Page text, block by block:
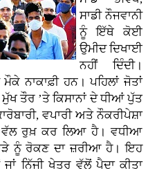
ਸਾਡੀ ਨੌਜਵਾਨੀ
ਨੂੰ ਇੱਥੇ ਕੋਈ
ਉਮੀਦ ਦਿਖਾਈ
ਨਹੀਂ ਦਿੰਦੀ।
ਨਾਕਾਫ਼ੀ ਹਨ। ਪਹਿਲਾਂ ਜੋਤਾਂ
ਤੌਰ ’ਤੇ ਕਿਸਾਨਾਂ ਦੇ ਧੀਆਂ ਪੁੱਤ
ਵਪਾਰੀ ਅਤੇ ਨੌਕਰੀਪੇਸ਼ਾ
ਵੱਲ ਰੁਖ਼ ਕਰ ਲਿਆ ਹੈ। ਵਧੀਆ
ਨੂੰ ਰੋਕਣ ਦਾ ਜ਼ਰੀਆ ਹੈ। ਇਹ
ਨਿੱਜੀ ਖੇਤਰ ਵੱਲੋਂ ਪੈਦਾ ਕੀਤਾ